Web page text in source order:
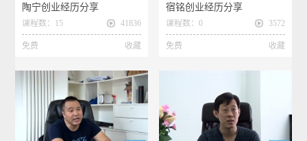
陶宁创业经历分享
课程数：15 41836
免费 收藏
宿铭创业经历分享
课程数：0 3572
免费 收藏